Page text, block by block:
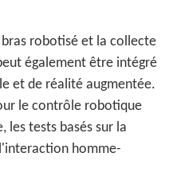
robotisé et la collecte
également être intégré
et de réalité augmentée.
le contrôle robotique
tests basés sur la
homme-